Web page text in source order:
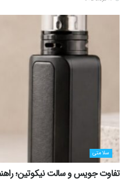
سلامتی
تفاوت جویس و سالت نیکوتین؛